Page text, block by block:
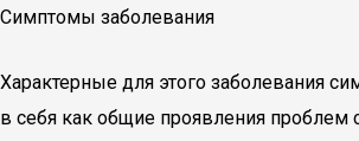
Симптомы заболевания
Характерные для этого заболевания
в себя как общие проявления проблем